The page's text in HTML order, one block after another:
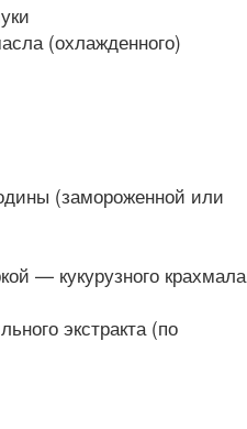
(охлажденного)
(замороженной или
— кукурузного крахмала
экстракта (по